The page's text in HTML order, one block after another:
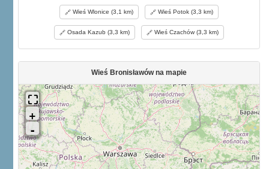
Wieś Wlonice (3,1 km) Wieś Potok (3,3 km)
Osada Kazub (3,3 km) Wieś Czachów (3,3 km)
Wieś Bronisławów na mapie